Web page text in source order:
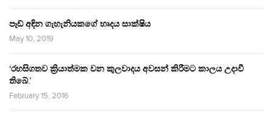
පෑඩ් අඳින ගැහැනියකගේ හෘදය සාක්ෂිය
May 10, 2019
‘රහසිගතව ක්‍රියාත්මක වන කුලවාදය අවසන් කිරීමට කාලය උදාවී
තිබේ.’
February 15, 2016